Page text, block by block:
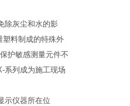
除灰尘和水的影
塑料制成的特殊外
护敏感测量元件不
系列成为施工现场
示仪器所在位